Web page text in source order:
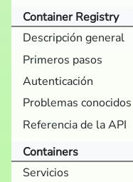
Container Registry
Descripción general
Primeros pasos
Autenticación
Problemas conocidos
Referencia de la API
Containers
Servicios